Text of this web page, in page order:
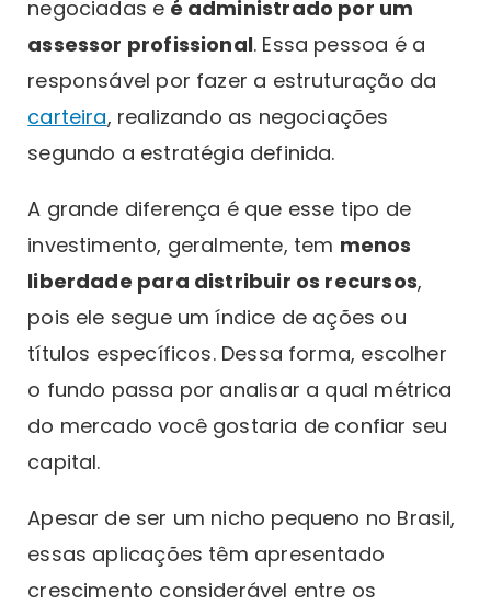
negociadas e é administrado por um
assessor profissional. Essa pessoa é a
responsável por fazer a estruturação da
carteira, realizando as negociações
segundo a estratégia definida.
A grande diferença é que esse tipo de
investimento, geralmente, tem menos
liberdade para distribuir os recursos,
pois ele segue um índice de ações ou
títulos específicos. Dessa forma, escolher
o fundo passa por analisar a qual métrica
do mercado você gostaria de confiar seu
capital.
Apesar de ser um nicho pequeno no Brasil,
essas aplicações têm apresentado
crescimento considerável entre os